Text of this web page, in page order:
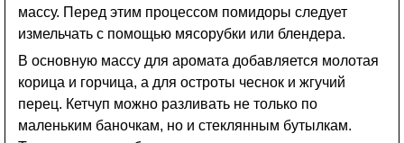
массу. Перед этим процессом помидоры следует
измельчать с помощью мясорубки или блендера.
В основную массу для аромата добавляется молотая
корица и горчица, а для остроты чеснок и жгучий
перец. Кетчуп можно разливать не только по
маленьким баночкам, но и стеклянным бутылкам.